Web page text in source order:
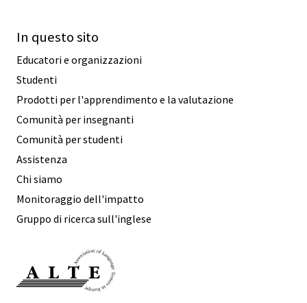
In questo sito
Educatori e organizzazioni
Studenti
Prodotti per l'apprendimento e la valutazione
Comunità per insegnanti
Comunità per studenti
Assistenza
Chi siamo
Monitoraggio dell'impatto
Gruppo di ricerca sull'inglese